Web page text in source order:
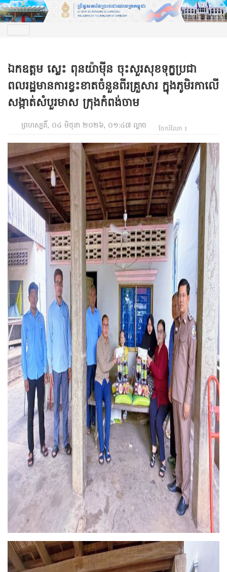
ឯកឧត្តម ស្លេះ ពុនយ៉ាម៉ីន ចុះសួរសុខទុក្ខប្រជា
ពលរដ្ឋមានការខ្វះខាតចំនួនពីរគ្រួសារ ក្នុងភូមិរកាលើ
សង្កាត់សំបួរមាស ក្រុងកំពង់ចាម
ព្រហស្បតិ៍, ០៤ មិថុនា ២០២៦, ០១:៤៧ ល្ងាច ចែករំលែក ៖